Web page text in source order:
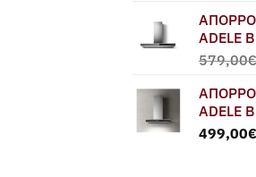
ADELE
579,00€
ADELE
499,00€